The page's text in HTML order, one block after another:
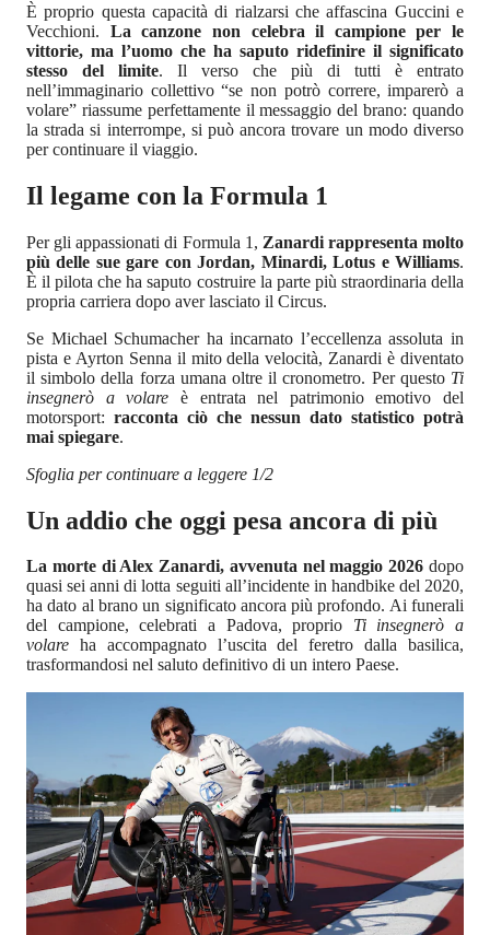
È proprio questa capacità di rialzarsi che affascina Guccini e
Vecchioni. La canzone non celebra il campione per le
vittorie, ma l’uomo che ha saputo ridefinire il significato
stesso del limite. Il verso che più di tutti è entrato
nell’immaginario collettivo “se non potrò correre, imparerò a
volare” riassume perfettamente il messaggio del brano: quando
la strada si interrompe, si può ancora trovare un modo diverso
per continuare il viaggio.
Il legame con la Formula 1
Per gli appassionati di Formula 1, Zanardi rappresenta molto
più delle sue gare con Jordan, Minardi, Lotus e Williams.
È il pilota che ha saputo costruire la parte più straordinaria della
propria carriera dopo aver lasciato il Circus.
Se Michael Schumacher ha incarnato l’eccellenza assoluta in
pista e Ayrton Senna il mito della velocità, Zanardi è diventato
il simbolo della forza umana oltre il cronometro. Per questo Ti
insegnerò a volare è entrata nel patrimonio emotivo del
motorsport: racconta ciò che nessun dato statistico potrà
mai spiegare.
Sfoglia per continuare a leggere 1/2
Un addio che oggi pesa ancora di più
La morte di Alex Zanardi, avvenuta nel maggio 2026 dopo
quasi sei anni di lotta seguiti all’incidente in handbike del 2020,
ha dato al brano un significato ancora più profondo. Ai funerali
del campione, celebrati a Padova, proprio Ti insegnerò a
volare ha accompagnato l’uscita del feretro dalla basilica,
trasformandosi nel saluto definitivo di un intero Paese.